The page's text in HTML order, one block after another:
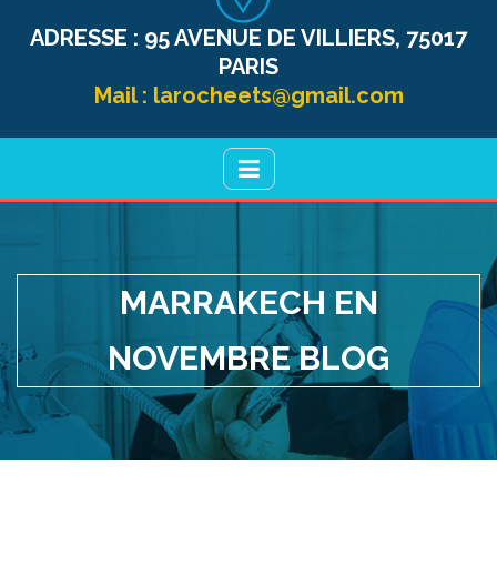
ADRESSE : 95 AVENUE DE VILLIERS, 75017
PARIS
Mail : larocheets@gmail.com
MARRAKECH EN
NOVEMBRE BLOG